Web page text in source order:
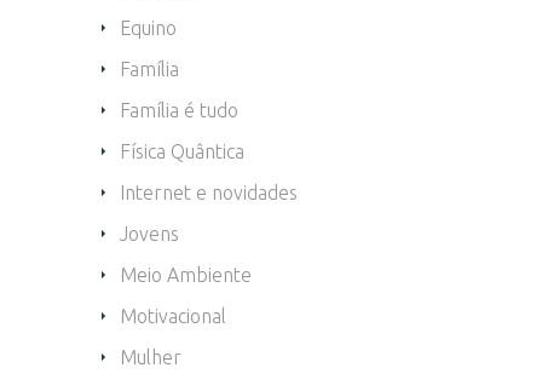
Equino
Família
Família é tudo
Física Quântica
Internet e novidades
Jovens
Meio Ambiente
Motivacional
Mulher